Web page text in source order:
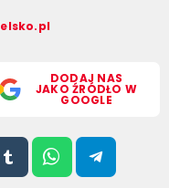
DODAJ NAS
JAKO ŹRÓDŁO W
GOOGLE